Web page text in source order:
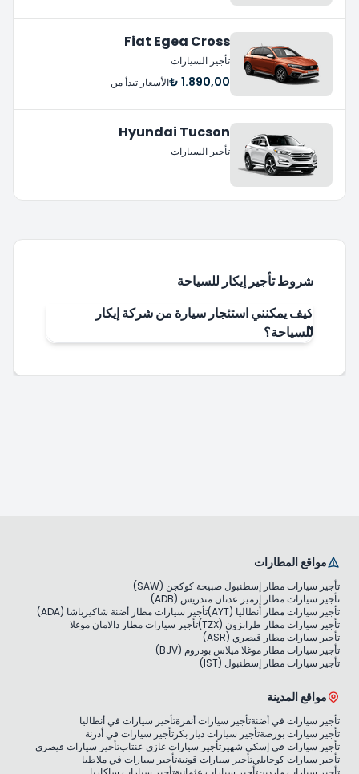
Fiat Egea Cross
تأجير السيارات
1.890,00 ₺ الأسعار تبدأ من
Hyundai Tucson
تأجير السيارات
شروط تأجير إيكار للسياحة
كيف يمكنني استئجار سيارة من شركة إيكار
للسياحة؟
مواقع المطارات
تأجير سيارات مطار إسطنبول صبيحة كوكجن (SAW)
تأجير سيارات مطار إزمير عدنان مندريس (ADB)
تأجير سيارات مطار أنطاليا (AYT)
تأجير سيارات مطار أضنة شاكيرباشا (ADA)
تأجير سيارات مطار طرابزون (TZX)
تأجير سيارات مطار دالامان موغلا
تأجير سيارات مطار قيصري (ASR)
تأجير سيارات مطار موغلا ميلاس بودروم (BJV)
تأجير سيارات مطار إسطنبول (IST)
مواقع المدينة
تأجير سيارات في أضنةتأجير سيارات أنقرةتأجير سيارات في أنطاليا
تأجير سيارات بورصةتأجير سيارات ديار بكرتأجير سيارات في أدرنة
تأجير سيارات في إسكي شهيرتأجير سيارات غازي عنتابتأجير سيارات قيصري
تأجير سيارات كوجايليتأجير سيارات قونيةتأجير سيارات في ملاطيا